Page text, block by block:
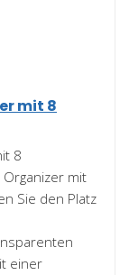
mit 8
8
mit
Sie den Platz
einer